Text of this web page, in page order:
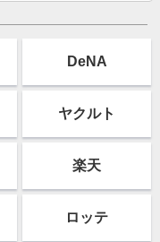
DeNA
ヤクルト
楽天
ロッテ